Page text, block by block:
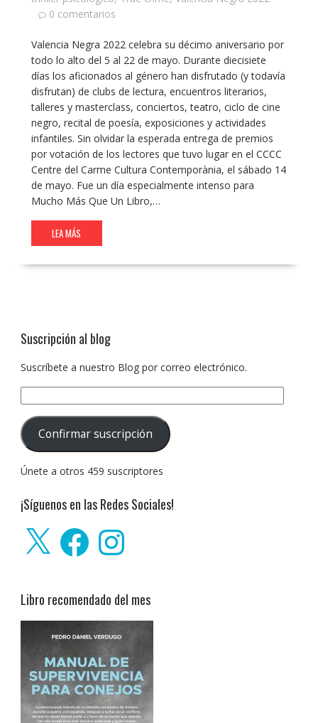
0 comentarios
Valencia Negra 2022 celebra su décimo aniversario por
todo lo alto del 5 al 22 de mayo. Durante diecisiete
días los aficionados al género han disfrutado (y todavía
disfrutan) de clubs de lectura, encuentros literarios,
talleres y masterclass, conciertos, teatro, ciclo de cine
negro, recital de poesía, exposiciones y actividades
infantiles. Sin olvidar la esperada entrega de premios
por votación de los lectores que tuvo lugar en el CCCC
Centre del Carme Cultura Contemporània, el sábado 14
de mayo. Fue un día especialmente intenso para
Mucho Más Que Un Libro,…
LEA MÁS
Suscripción al blog
Suscríbete a nuestro Blog por correo electrónico.
de
correo
electrónico:
Confirmar suscripción
Únete a otros 459 suscriptores
¡Síguenos en las Redes Sociales!
FacebookInstagram
Libro recomendado del mes